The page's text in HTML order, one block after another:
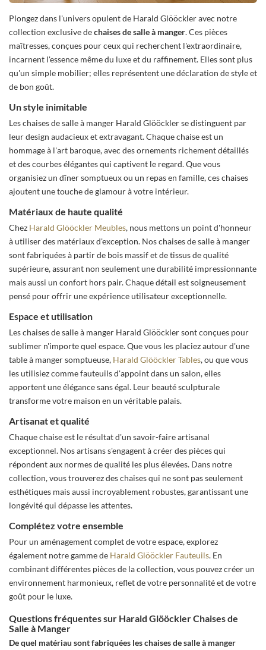
Plongez dans l'univers opulent de Harald Glööckler avec notre
collection exclusive dechaises de salle à manger. Ces pièces
maîtresses, conçues pour ceux qui recherchent l'extraordinaire,
incarnent l'essence même du luxe et du raffinement. Elles sont plus
qu'un simple mobilier; elles représentent une déclaration de style et
de bon goût.
Un style inimitable
Les chaises de salle à manger Harald Glööckler se distinguent par
leur design audacieux et extravagant. Chaque chaise est un
hommage à l'art baroque, avec des ornements richement détaillés
et des courbes élégantes qui captivent le regard. Que vous
organisiez un dîner somptueux ou un repas en famille, ces chaises
ajoutent une touche de glamour à votre intérieur.
Matériaux de haute qualité
Chez Harald Glööckler Meubles, nous mettons un point d'honneur
à utiliser des matériaux d'exception. Nos chaises de salle à manger
sont fabriquées à partir de bois massif et de tissus de qualité
supérieure, assurant non seulement une durabilité impressionnante
mais aussi un confort hors pair. Chaque détail est soigneusement
pensé pour offrir une expérience utilisateur exceptionnelle.
Espace et utilisation
Les chaises de salle à manger Harald Glööckler sont conçues pour
sublimer n'importe quel espace. Que vous les placiez autour d'une
table à manger somptueuse, Harald Glööckler Tables, ou que vous
les utilisiez comme fauteuils d'appoint dans un salon, elles
apportent une élégance sans égal. Leur beauté sculpturale
transforme votre maison en un véritable palais.
Artisanat et qualité
Chaque chaise est le résultat d'un savoir-faire artisanal
exceptionnel. Nos artisans s'engagent à créer des pièces qui
répondent aux normes de qualité les plus élevées. Dans notre
collection, vous trouverez des chaises qui ne sont pas seulement
esthétiques mais aussi incroyablement robustes, garantissant une
longévité qui dépasse les attentes.
Complétez votre ensemble
Pour un aménagement complet de votre espace, explorez
également notre gamme de Harald Glööckler Fauteuils. En
combinant différentes pièces de la collection, vous pouvez créer un
environnement harmonieux, reflet de votre personnalité et de votre
goût pour le luxe.
Questions fréquentes sur Harald Glööckler Chaises de
Salle à Manger
De quel matériau sont fabriquées les chaises de salle à manger